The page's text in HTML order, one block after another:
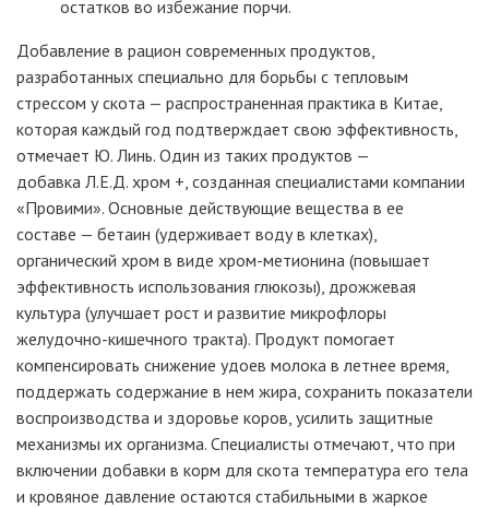
остатков во избежание порчи.
Добавление в рацион современных продуктов,
разработанных специально для борьбы с тепловым
стрессом у скота — распространенная практика в Китае,
которая каждый год подтверждает свою эффективность,
отмечает Ю. Линь. Один из таких продуктов —
добавка Л.Е.Д. хром +, созданная специалистами компании
«Провими». Основные действующие вещества в ее
составе — бетаин (удерживает воду в клетках),
органический хром в виде хром-метионина (повышает
эффективность использования глюкозы), дрожжевая
культура (улучшает рост и развитие микрофлоры
желудочно-кишечного тракта). Продукт помогает
компенсировать снижение удоев молока в летнее время,
поддержать содержание в нем жира, сохранить показатели
воспроизводства и здоровье коров, усилить защитные
механизмы их организма. Специалисты отмечают, что при
включении добавки в корм для скота температура его тела
и кровяное давление остаются стабильными в жаркое